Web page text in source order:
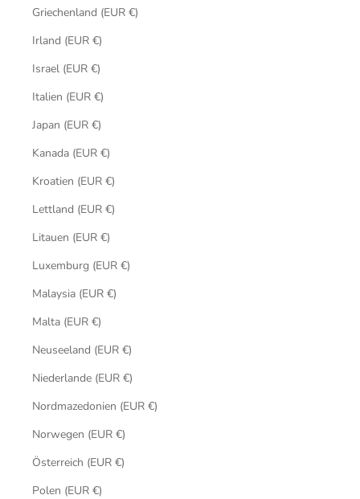
Griechenland (EUR €)
Irland (EUR €)
Israel (EUR €)
Italien (EUR €)
Japan (EUR €)
Kanada (EUR €)
Kroatien (EUR €)
Lettland (EUR €)
Litauen (EUR €)
Luxemburg (EUR €)
Malaysia (EUR €)
Malta (EUR €)
Neuseeland (EUR €)
Niederlande (EUR €)
Nordmazedonien (EUR €)
Norwegen (EUR €)
Österreich (EUR €)
Polen (EUR €)